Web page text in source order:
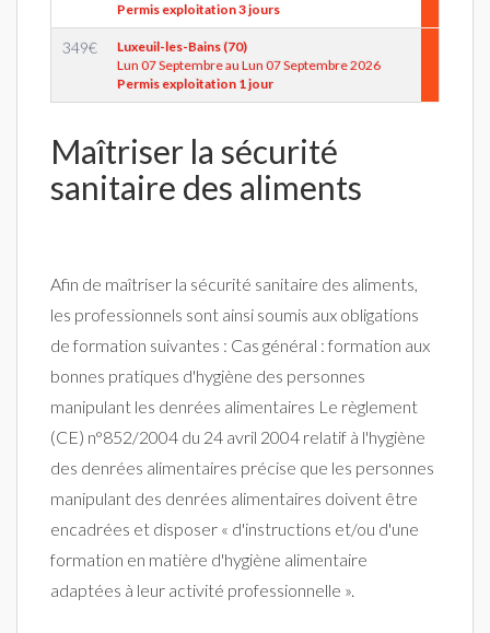
Permis exploitation 3 jours
349€
Luxeuil-les-Bains (70)
Lun 07 Septembre au Lun 07 Septembre 2026
Permis exploitation 1 jour
Maîtriser la sécurité
sanitaire des aliments
Afin de maîtriser la sécurité sanitaire des aliments,
les professionnels sont ainsi soumis aux obligations
de formation suivantes : Cas général : formation aux
bonnes pratiques d'hygiène des personnes
manipulant les denrées alimentaires Le règlement
(CE) n°852/2004 du 24 avril 2004 relatif à l'hygiène
des denrées alimentaires précise que les personnes
manipulant des denrées alimentaires doivent être
encadrées et disposer « d'instructions et/ou d'une
formation en matière d'hygiène alimentaire
adaptées à leur activité professionnelle ».